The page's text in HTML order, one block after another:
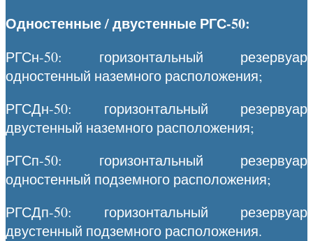
Одностенные / двустенные РГС-50:
РГСн-50: горизонтальный резервуар
одностенный наземного расположения;
РГСДн-50: горизонтальный резервуар
двустенный наземного расположения;
РГСп-50: горизонтальный резервуар
одностенный подземного расположения;
РГСДп-50: горизонтальный резервуар
двустенный подземного расположения.